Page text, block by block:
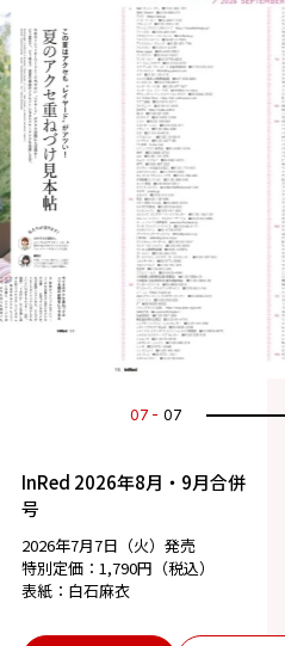
07 07
InRed 2026年8月・9月合併
号
2026年7月7日（火）発売
特別定価：1,790円（税込）
表紙：白石麻衣